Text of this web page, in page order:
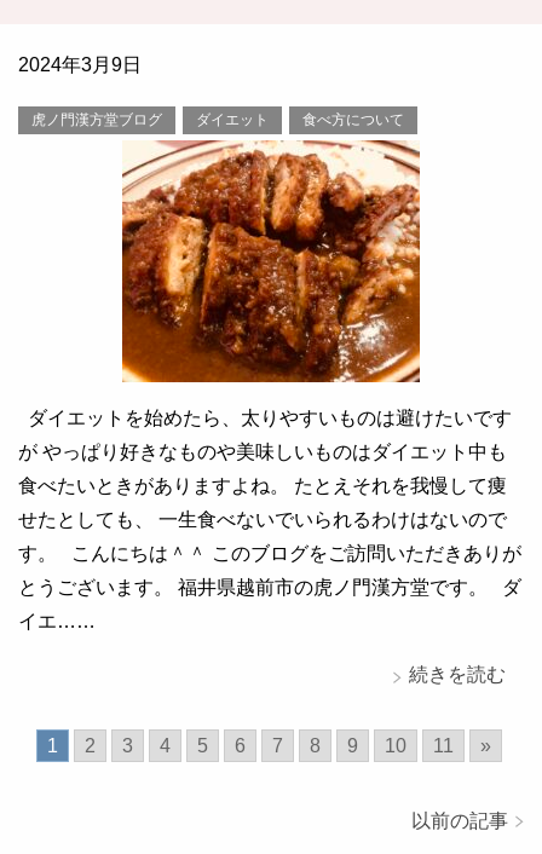
2024年3月9日
虎ノ門漢方堂ブログ ダイエット 食べ方について
ダイエットを始めたら、太りやすいものは避けたいです
が やっぱり好きなものや美味しいものはダイエット中も
食べたいときがありますよね。 たとえそれを我慢して痩
せたとしても、 一生食べないでいられるわけはないので
す。 こんにちは＾＾ このブログをご訪問いただきありが
とうございます。 福井県越前市の虎ノ門漢方堂です。 ダ
イエ……
続きを読む
1 2 3 4 5 6 7 8 9 10 11 »
以前の記事